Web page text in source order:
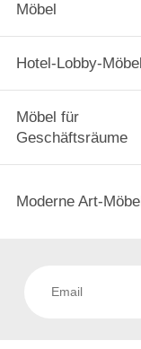
Möbel
Hotel-Lobby-Möbel
Möbel für
Geschäftsräume
Moderne Art-Möbel